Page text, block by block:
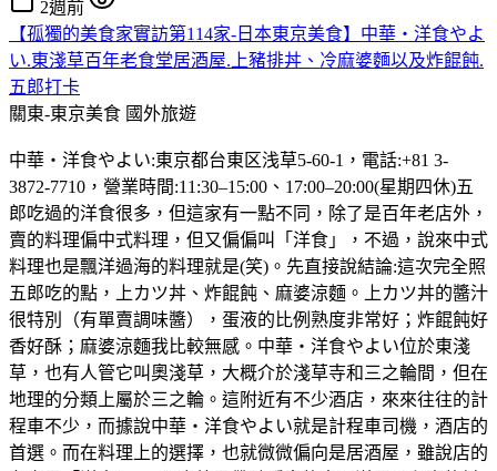
2週前
【孤獨的美食家實訪第114家-日本東京美食】中華・洋食やよ
い.東淺草百年老食堂居酒屋.上豬排丼、冷麻婆麵以及炸餛飩.
五郎打卡
關東-東京美食 國外旅遊
中華・洋食やよい:東京都台東区浅草5-60-1，電話:+81 3-
3872-7710，營業時間:11:30–15:00、17:00–20:00(星期四休)五
郎吃過的洋食很多，但這家有一點不同，除了是百年老店外，
賣的料理偏中式料理，但又偏偏叫「洋食」，不過，說來中式
料理也是飄洋過海的料理就是(笑)。先直接說結論:這次完全照
五郎吃的點，上カツ丼、炸餛飩、麻婆涼麵。上カツ丼的醬汁
很特別（有單賣調味醬），蛋液的比例熟度非常好；炸餛飩好
香好酥；麻婆涼麵我比較無感。中華・洋食やよい位於東淺
草，也有人管它叫奧淺草，大概介於淺草寺和三之輪間，但在
地理的分類上屬於三之輪。這附近有不少酒店，來來往往的計
程車不少，而據說中華・洋食やよい就是計程車司機，酒店的
首選。而在料理上的選擇，也就微微偏向是居酒屋，雖說店的